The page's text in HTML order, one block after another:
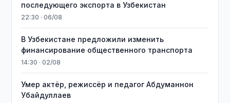
последующего экспорта в Узбекистан
22:30 · 06/08
В Узбекистане предложили изменить
финансирование общественного транспорта
14:30 · 02/08
Умер актёр, режиссёр и педагог Абдуманнон
Убайдуллаев